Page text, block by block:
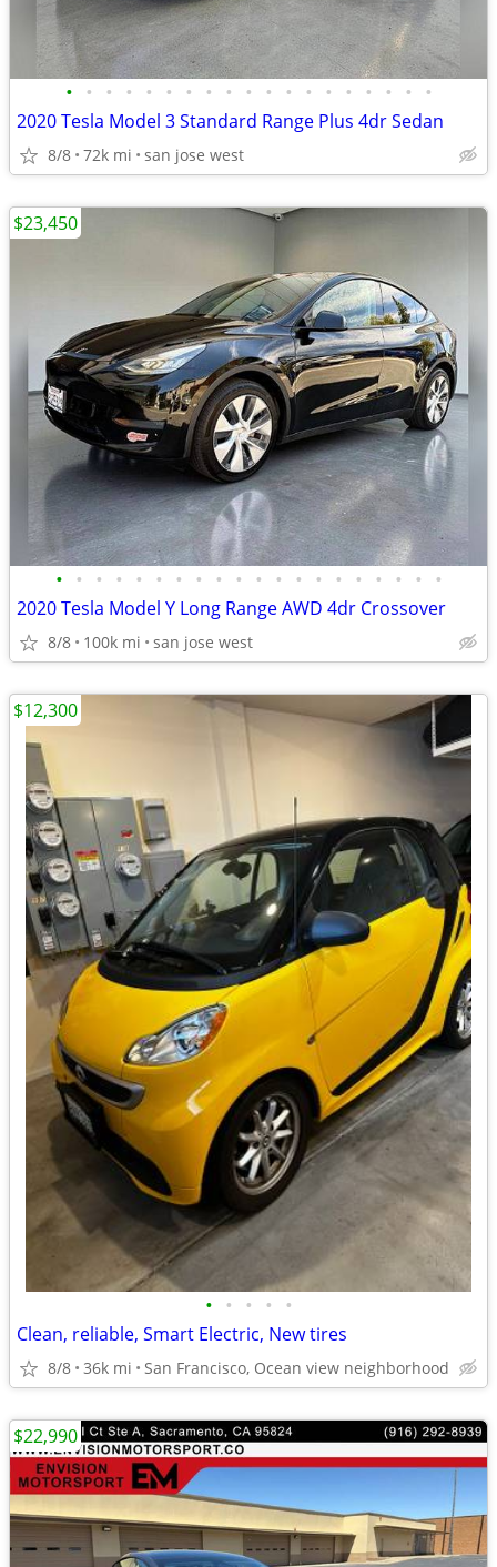
• • • • • • • • • • • • • • • • • • •
2020 Tesla Model 3 Standard Range Plus 4dr Sedan
8/8 72k mi san jose west
• • • • • • • • • • • • • • • • • • • •
2020 Tesla Model Y Long Range AWD 4dr Crossover
8/8 100k mi san jose west
$23,450
• • • • •
Clean, reliable, Smart Electric, New tires
8/8 36k mi San Francisco, Ocean view neighborhood
$12,300
$22,990